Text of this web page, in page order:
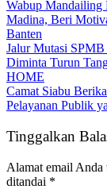
Wabup Mandailing
Madina, Beri
Banten
Jalur Mutasi
Diminta Turun
HOME
Camat Siabu
Pelayanan Publik
Tinggalkan
Alamat email
ditandai *